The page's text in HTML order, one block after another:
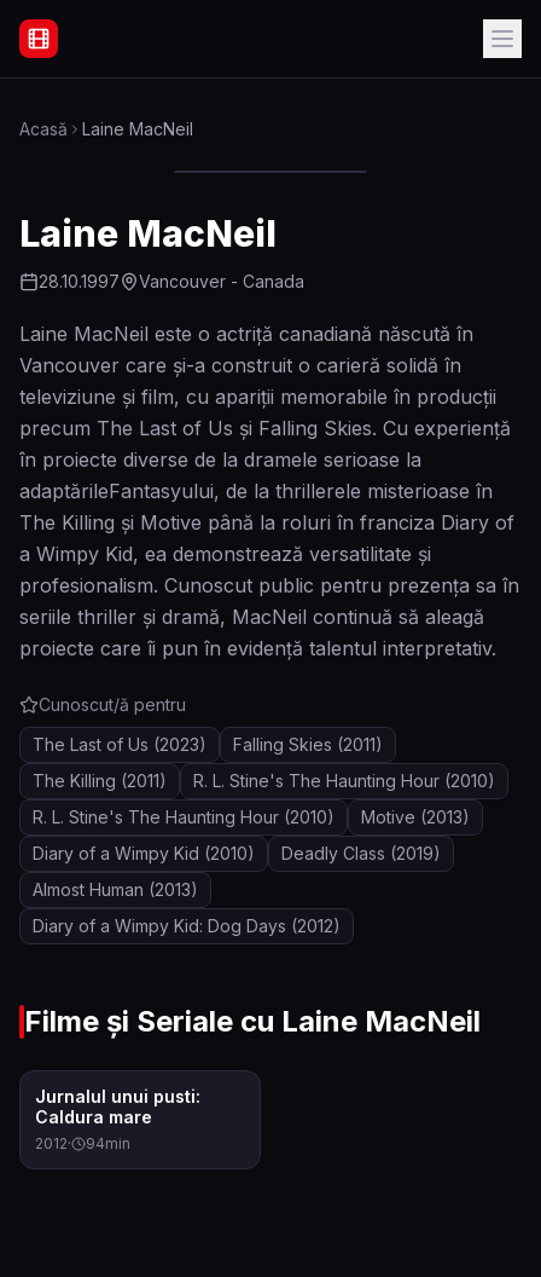
Filme Online Subtitrate - Acasă
Acasă Laine MacNeil
Laine MacNeil
28.10.1997 Vancouver - Canada
Laine MacNeil este o actriță canadiană născută în
Vancouver care și-a construit o carieră solidă în
televiziune și film, cu apariții memorabile în producții
precum The Last of Us și Falling Skies. Cu experiență
în proiecte diverse de la dramele serioase la
adaptărileFantasyului, de la thrillerele misterioase în
The Killing și Motive până la roluri în franciza Diary of
a Wimpy Kid, ea demonstrează versatilitate și
profesionalism. Cunoscut public pentru prezența sa în
seriile thriller și dramă, MacNeil continuă să aleagă
proiecte care îi pun în evidență talentul interpretativ.
Cunoscut/ă pentru
The Last of Us (2023) Falling Skies (2011)
The Killing (2011) R. L. Stine's The Haunting Hour (2010)
R. L. Stine's The Haunting Hour (2010) Motive (2013)
Diary of a Wimpy Kid (2010) Deadly Class (2019)
Almost Human (2013)
Diary of a Wimpy Kid: Dog Days (2012)
Filme și Seriale cu Laine MacNeil
Jurnalul unui pusti:
Caldura mare
2012· 94min